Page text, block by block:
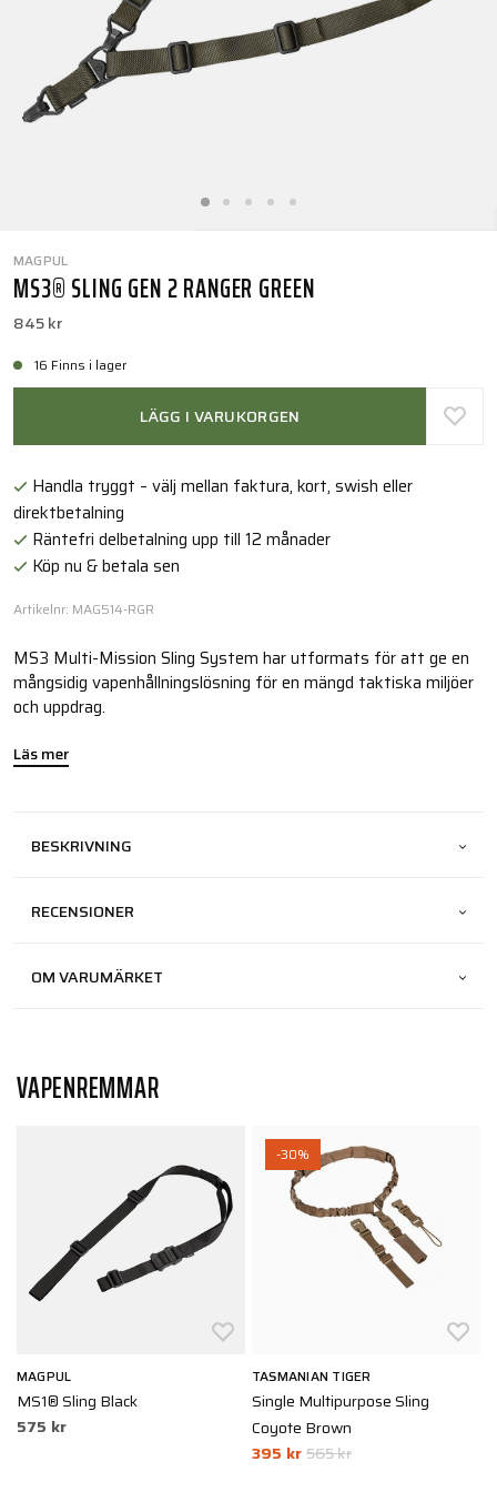
MAGPUL
MS3® SLING GEN 2 RANGER GREEN
845 kr
16 Finns i lager
LÄGG I VARUKORGEN
Handla tryggt – välj mellan faktura, kort, swish eller
direktbetalning
Räntefri delbetalning upp till 12 månader
Köp nu & betala sen
Artikelnr: MAG514-RGR
MS3 Multi-Mission Sling System har utformats för att ge en
mångsidig vapenhållningslösning för en mängd taktiska miljöer
och uppdrag.
Läs mer
BESKRIVNING
RECENSIONER
OM VARUMÄRKET
VAPENREMMAR
MAGPUL
MS1® Sling Black
575 kr
-30%
TASMANIAN TIGER
Single Multipurpose Sling
Coyote Brown
395 kr565 kr